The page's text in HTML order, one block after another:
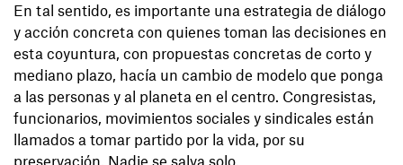
En tal sentido, es importante una estrategia de diálogo
y acción concreta con quienes toman las decisiones en
esta coyuntura, con propuestas concretas de corto y
mediano plazo, hacía un cambio de modelo que ponga
a las personas y al planeta en el centro. Congresistas,
funcionarios, movimientos sociales y sindicales están
llamados a tomar partido por la vida, por su
preservación. Nadie se salva solo.